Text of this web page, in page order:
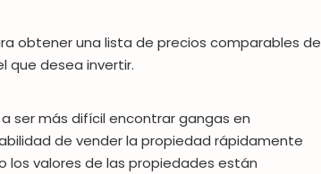
obtener una lista de precios comparables de
que desea invertir.
ser más difícil encontrar gangas en
de vender la propiedad rápidamente
los valores de las propiedades están